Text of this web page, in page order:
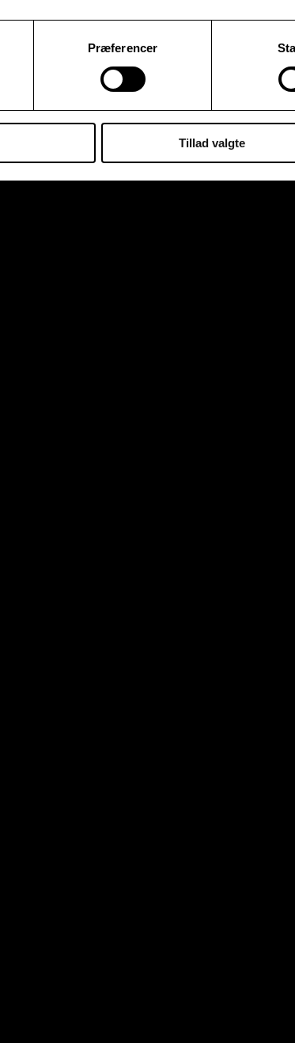
Præferencer
Tillad valgte